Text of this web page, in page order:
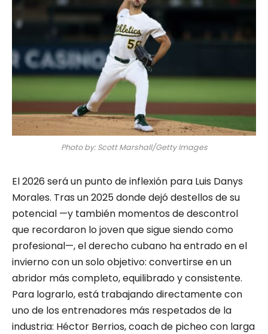
Photo by: Scott Marshall/Getty Images
El 2026 será un punto de inflexión para Luis Danys
Morales. Tras un 2025 donde dejó destellos de su
potencial —y también momentos de descontrol
que recordaron lo joven que sigue siendo como
profesional—, el derecho cubano ha entrado en el
invierno con un solo objetivo: convertirse en un
abridor más completo, equilibrado y consistente.
Para lograrlo, está trabajando directamente con
uno de los entrenadores más respetados de la
industria: Héctor Berrios, coach de picheo con larga